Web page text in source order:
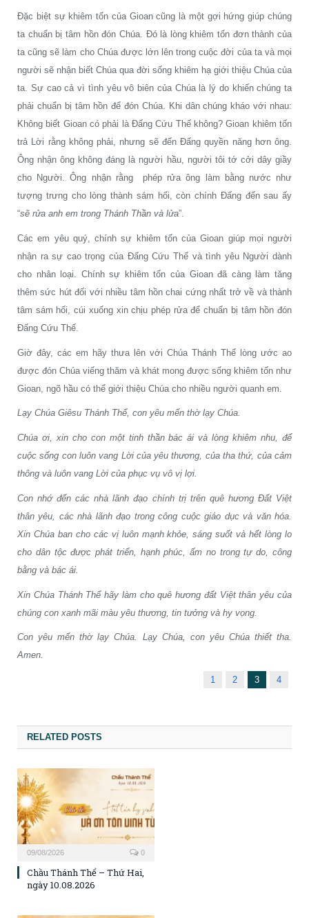
Đặc biệt sự khiêm tốn của Gioan cũng là một gợi hứng giúp chúng
ta chuẩn bị tâm hồn đón Chúa. Đó là lòng khiêm tốn đơn thành của
ta cũng sẽ làm cho Chúa được lớn lên trong cuộc đời của ta và mọi
người sẽ nhận biết Chúa qua đời sống khiêm hạ giới thiệu Chúa của
ta. Sự cao cả vì tình yêu vô biên của Chúa là lý do khiến chúng ta
phải chuẩn bị tâm hồn để đón Chúa. Khi dân chúng kháo với nhau:
Không biết Gioan có phải là Đấng Cứu Thế không? Gioan khiêm tốn
trả Lời rằng không phải, nhưng sẽ đến Đấng quyền năng hơn ông.
Ông nhận ông không đáng là người hầu, người tôi tớ cởi dây giầy
cho Người. Ông nhận rằng phép rửa ông làm bằng nước như
tượng trưng cho lòng thành sám hối, còn chính Đấng đến sau ấy
“sẽ rửa anh em trong Thánh Thần và lửa”.
Các em yêu quý, chính sự khiêm tốn của Gioan giúp mọi người
nhận ra sự cao trọng của Đấng Cứu Thế và tình yêu Người dành
cho nhân loại. Chính sự khiêm tốn của Gioan đã càng làm tăng
thêm sức hút đối với nhiều tâm hồn chai cứng nhất trở về và thành
tâm sám hối, cúi xuống xin chịu phép rửa để chuẩn bị tâm hồn đón
Đấng Cứu Thế.
Giờ đây, các em hãy thưa lên với Chúa Thánh Thể lòng ước ao
được đón Chúa viếng thăm và khát mong được sống khiêm tốn như
Gioan, ngõ hầu có thể giới thiệu Chúa cho nhiều người quanh em.
Lạy Chúa Giêsu Thánh Thể, con yêu mến thờ lạy Chúa.
Chúa ơi, xin cho con một tinh thần bác ái và lòng khiêm nhu, để
cuộc sống con luôn vang Lời của yêu thương, của tha thứ, của cảm
thông và luôn vang Lời của phục vụ vô vị lợi.
Con nhớ đến các nhà lãnh đạo chính trị trên quê hương Đất Việt
thân yêu, các nhà lãnh đạo trong công cuộc giáo dục và văn hóa.
Xin Chúa ban cho các vị luôn mạnh khỏe, sáng suốt và hết lòng lo
cho dân tộc được phát triển, hạnh phúc, ấm no trong tự do, công
bằng và bác ái.
Xin Chúa Thánh Thể hãy làm cho quê hương đất Việt thân yêu của
chúng con xanh mãi màu yêu thương, tin tưởng và hy vọng.
Con yêu mến thờ lạy Chúa. Lạy Chúa, con yêu Chúa thiết tha.
Amen.
1 2 3 4
RELATED POSTS
09/08/2026 0
Chầu Thánh Thể – Thứ Hai,
ngày 10.08.2026